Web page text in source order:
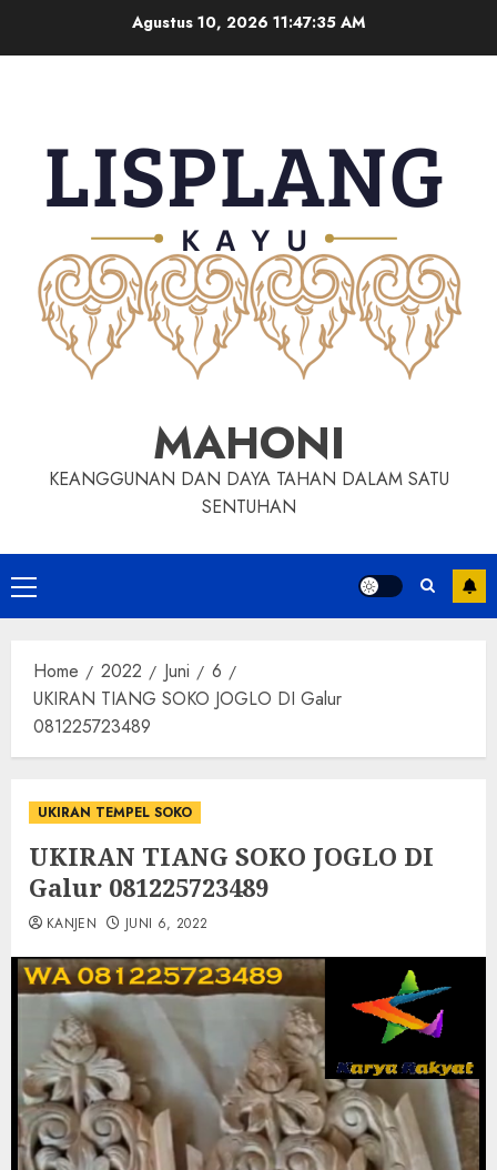
Agustus 10, 2026 11:47:36 AM
MAHONI
KEANGGUNAN DAN DAYA TAHAN DALAM SATU
SENTUHAN
Home 2022 Juni
6
UKIRAN TIANG SOKO JOGLO DI Galur
081225723489
UKIRAN TEMPEL SOKO
UKIRAN TIANG SOKO JOGLO DI
Galur 081225723489
KANJEN JUNI 6, 2022